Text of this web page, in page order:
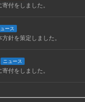
付をしました。
ース
針を策定しました。
ニュース
付をしました。